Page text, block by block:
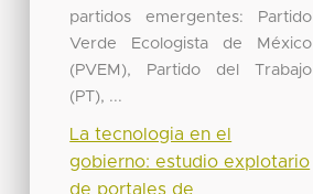
partidos emergentes: Partido
Verde Ecologista de México
(PVEM), Partido del Trabajo
(PT), ...
La tecnologia en el
gobierno: estudio explotario
de portales de